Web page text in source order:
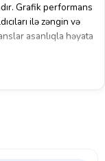
Grafik performans
ilə zəngin və
asanlıqla həyata
5.2 ilə simsiz